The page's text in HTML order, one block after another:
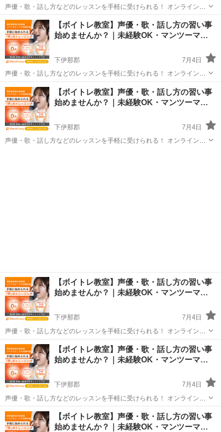
声優・歌・話し方などのレッスンを手軽に受けられる！ オンラインボ
イトレ教室「Voice Camp（ボイスキャンプ）」 「声優のレッスンを一
度受けてみたい」 「話し方に自信がなくて改善したい」 「歌が上手く
なって気...
長野 下伊那郡 その他
【ボイトレ教室】声優・歌・話し方の習い事
始めませんか？｜未経験OK・マンツーマ…
下伊那郡
7月4日
声優・歌・話し方などのレッスンを手軽に受けられる！ オンラインボ
イトレ教室「Voice Camp（ボイスキャンプ）」 「声優のレッスンを一
度受けてみたい」 「話し方に自信がなくて改善したい」 「歌が上手く
なって気...
長野 下伊那郡 その他 声優
【ボイトレ教室】声優・歌・話し方の習い事
始めませんか？｜未経験OK・マンツーマ…
下伊那郡
7月4日
声優・歌・話し方などのレッスンを手軽に受けられる！ オンラインボ
【ボイトレ教室】声優・歌・話し方の習い事
始めませんか？｜未経験OK・マンツーマ…
下伊那郡
7月4日
声優・歌・話し方などのレッスンを手軽に受けられる！ オンラインボ
イトレ教室「Voice Camp（ボイスキャンプ）」 「声優のレッスンを一
度受けてみたい」 「話し方に自信がなくて改善したい」 「歌が上手く
なって気...
長野 下伊那郡 その他
【ボイトレ教室】声優・歌・話し方の習い事
始めませんか？｜未経験OK・マンツーマ…
下伊那郡
7月4日
声優・歌・話し方などのレッスンを手軽に受けられる！ オンラインボ
イトレ教室「Voice Camp（ボイスキャンプ）」 「声優のレッスンを一
度受けてみたい」 「話し方に自信がなくて改善したい」 「歌が上手く
なって気...
長野 下伊那郡 その他
【ボイトレ教室】声優・歌・話し方の習い事
始めませんか？｜未経験OK・マンツーマ…